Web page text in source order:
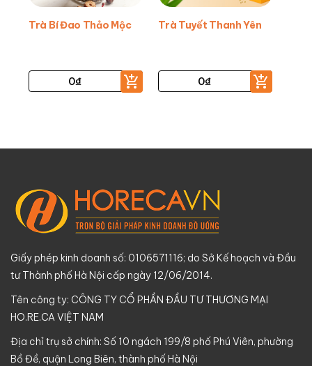
Trà Bí Đao Thảo Mộc
0₫
Trà Tuyết Thanh Yên
0₫
Giấy phép kinh doanh số: 0106571116; do Sở Kế hoạch và Đầu
tư Thành phố Hà Nội cấp ngày 12/06/2014.
Tên công ty: CÔNG TY CỔ PHẦN ĐẦU TƯ THƯƠNG MẠI
HO.RE.CA VIỆT NAM
Địa chỉ trụ sở chính: Số 10 ngách 199/8 phố Phú Viên, phường
Bồ Đề, quận Long Biên, thành phố Hà Nội